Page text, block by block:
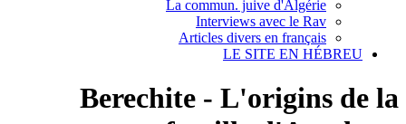
La commun. juive d'Algérie
Interviews avec le Rav
Articles divers en français
LE SITE EN HÉBREU
Berechite - L'origins de la